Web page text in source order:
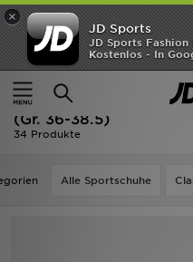
×
JD Sports
JD Sports Fashion
Kostenlos - In
Startseite
Kinder Schuhe
Kinder - Jordan Schuhe
(Gr. 36-38.5)
34 Produkte
Alle Sportschuhe
Startseite
ANGEBOTE
Marken